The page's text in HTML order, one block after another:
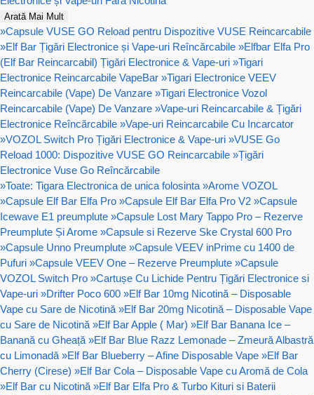
Arată Mai Mult
»Capsule VUSE GO Reload pentru Dispozitive VUSE Reincarcabile
»Elf Bar Țigări Electronice și Vape-uri Reîncărcabile »Elfbar Elfa Pro
(Elf Bar Reincarcabil) Țigări Electronice & Vape-uri »Tigari
Electronice Reincarcabile VapeBar »Tigari Electronice VEEV
Reincarcabile (Vape) De Vanzare »Tigari Electronice Vozol
Reincarcabile (Vape) De Vanzare »Vape-uri Reincarcabile & Țigări
Electronice Reîncărcabile »Vape-uri Reincarcabile Cu Incarcator
»VOZOL Switch Pro Țigări Electronice & Vape-uri »VUSE Go
Reload 1000: Dispozitive VUSE GO Reincarcabile »Țigări
Electronice Vuse Go Reîncărcabile
»Toate: Tigara Electronica de unica folosinta »Arome VOZOL
»Capsule Elf Bar Elfa Pro »Capsule Elf Bar Elfa Pro V2 »Capsule
Icewave E1 preumplute »Capsule Lost Mary Tappo Pro – Rezerve
Preumplute Și Arome »Capsule si Rezerve Ske Crystal 600 Pro
»Capsule Unno Preumplute »Capsule VEEV inPrime cu 1400 de
Pufuri »Capsule VEEV One – Rezerve Preumplute »Capsule
VOZOL Switch Pro »Cartușe Cu Lichide Pentru Țigări Electronice si
Vape-uri »Drifter Poco 600 »Elf Bar 10mg Nicotină – Disposable
Vape cu Sare de Nicotină »Elf Bar 20mg Nicotină – Disposable Vape
cu Sare de Nicotină »Elf Bar Apple ( Mar) »Elf Bar Banana Ice –
Banană cu Gheață »Elf Bar Blue Razz Lemonade – Zmeură Albastră
cu Limonadă »Elf Bar Blueberry – Afine Disposable Vape »Elf Bar
Cherry (Cirese) »Elf Bar Cola – Disposable Vape cu Aromă de Cola
»Elf Bar cu Nicotină »Elf Bar Elfa Pro & Turbo Kituri si Baterii